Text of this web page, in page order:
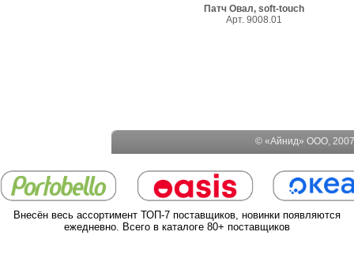
Патч Овал, soft-touch
Арт. 9008.01
© «Айнид» ООО,
Внесён весь ассортимент ТОП-7 поставщиков, новинки появляются
ежедневно. Всего в каталоге 80+ поставщиков